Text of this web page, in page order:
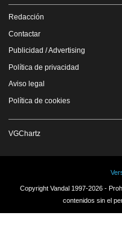
Redacción
Contactar
Publicidad / Advertising
Política de privacidad
Aviso legal
Política de cookies
VGChartz
Copyright Vandal 1997-2026 -
contenidos sin el